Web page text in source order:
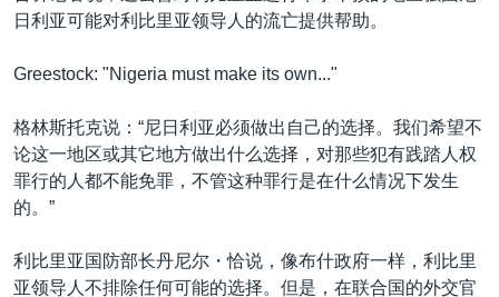
日利亚可能对利比里亚领导人的流亡提供帮助。
Greestock: "Nigeria must make its own..."
格林斯托克说：“尼日利亚必须做出自己的选择。我们希望不
论这一地区或其它地方做出什么选择，对那些犯有践踏人权
罪行的人都不能免罪，不管这种罪行是在什么情况下发生
的。”
利比里亚国防部长丹尼尔・恰说，像布什政府一样，利比里
亚领导人不排除任何可能的选择。但是，在联合国的外交官